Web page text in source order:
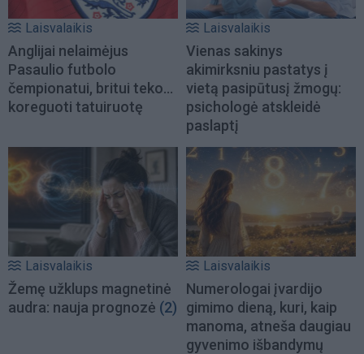
Laisvalaikis
Anglijai nelaimėjus
Pasaulio futbolo
čempionatui, britui teko...
koreguoti tatuiruotę
Laisvalaikis
Vienas sakinys
akimirksniu pastatys į
vietą pasipūtusį žmogų:
psichologė atskleidė
paslaptį
Laisvalaikis
Žemę užklups magnetinė
audra: nauja prognozė (2)
Laisvalaikis
Numerologai įvardijo
gimimo dieną, kuri, kaip
manoma, atneša daugiau
gyvenimo išbandymų